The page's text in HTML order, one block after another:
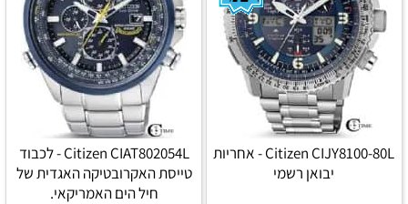
Citizen CIJY8100-80L - אחריות
יבואן רשמי
Citizen CIAT802054L - לכבוד
טייסת האקרובטיקה האגדית של
חיל הים האמריקאי.